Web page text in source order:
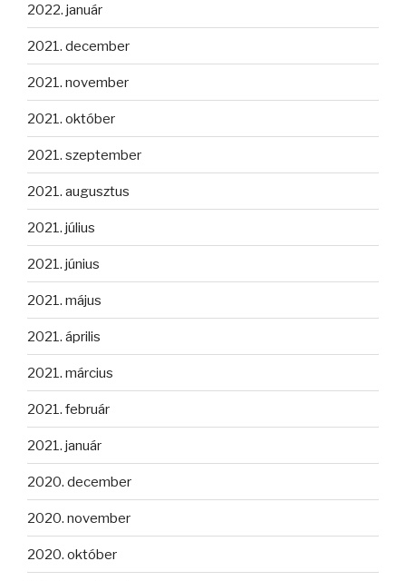
2022. január
2021. december
2021. november
2021. október
2021. szeptember
2021. augusztus
2021. július
2021. június
2021. május
2021. április
2021. március
2021. február
2021. január
2020. december
2020. november
2020. október